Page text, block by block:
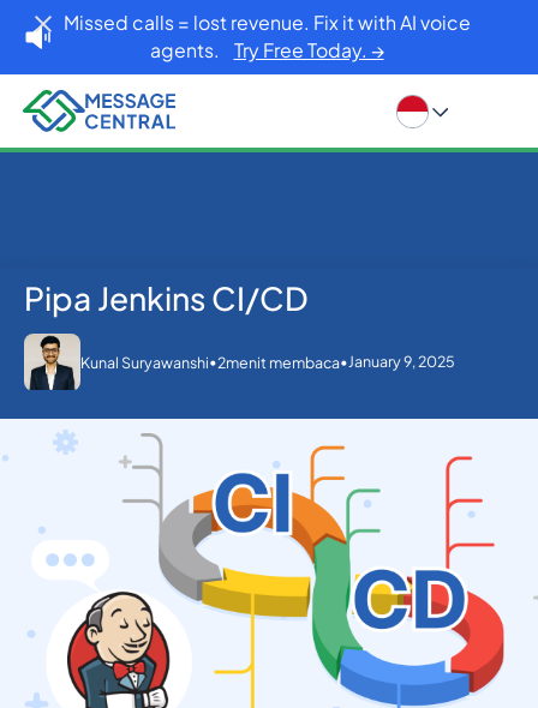
Missed calls = lost revenue. Fix it with AI voice
agents. Try Free Today. →
Rumah Blog Lainnya Pipa Jenkins CI/CD
Pipa Jenkins CI/CD
Kunal Suryawanshi•2menit membaca•January 9, 2025